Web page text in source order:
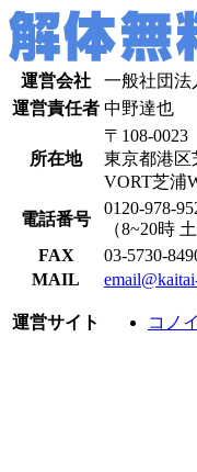
運営会社
一般社団法
運営責任者 中野達也
所在地
〒108-0023
東京都港区
VORT芝浦
電話番号
0120-978-
（8~20時
FAX
03-5730-
MAIL
運営サイト コノ